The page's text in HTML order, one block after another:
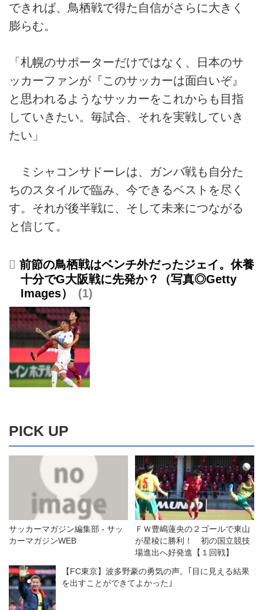
できれば、鳥栖戦で得た自信がさらに大きく
膨らむ。
「札幌のサポーターだけではなく、日本のサ
ッカーファンが『このサッカーは面白いぞ』
と思われるようなサッカーをこれからも目指
していきたい。毎試合、それを実戦していき
たい」
ミシャコンサドーレは、ガンバ戦も自分た
ちのスタイルで臨み、今できるベストを尽く
す。それが後半戦に、そして未来につながる
と信じて。
前節の鳥栖戦はベンチ外だったジェイ。休養
十分でG大阪戦に先発か？（写真◎Getty
Images）
1
PICK UP
サッカーマガジン編集部 - サッ
カーマガジンWEB
ＦＷ豊嶋蓮央の２ゴールで東山
が星稜に勝利！ 初の国立競技
場進出へ好発進【１回戦】
【FC東京】波多野豪の勇気の声。｢目に見える結果
を出すことができてよかった｣